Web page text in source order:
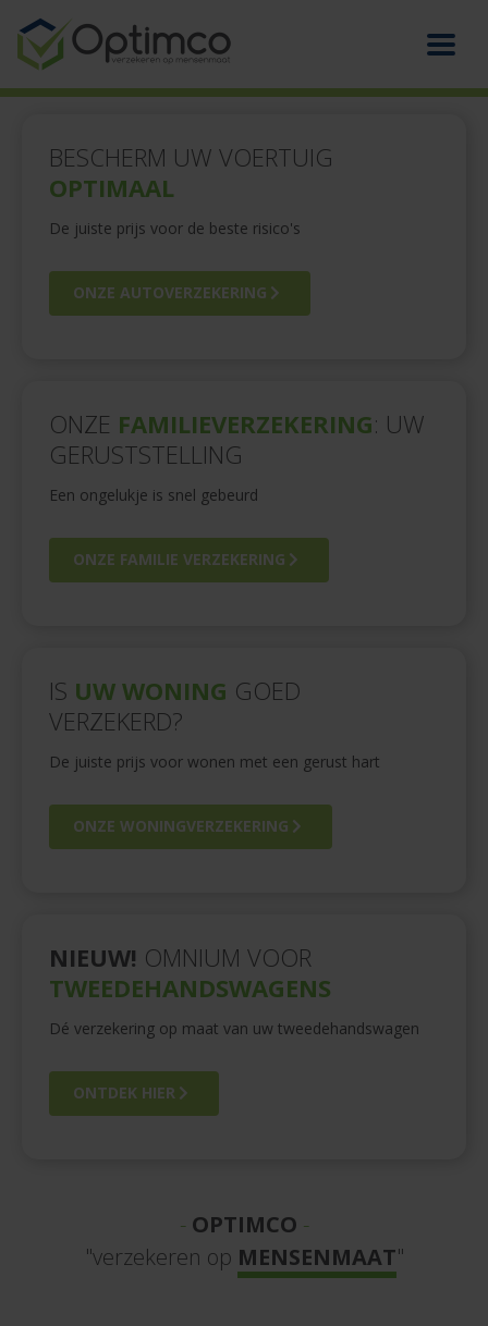
BESCHERM UW VOERTUIG
OPTIMAAL
De juiste prijs voor de beste risico's
ONZE AUTOVERZEKERING
ONZE FAMILIEVERZEKERING: UW
GERUSTSTELLING
Een ongelukje is snel gebeurd
ONZE FAMILIE VERZEKERING
IS UW WONING GOED
VERZEKERD?
De juiste prijs voor wonen met een gerust hart
ONZE WONINGVERZEKERING
NIEUW! OMNIUM VOOR
TWEEDEHANDSWAGENS
Dé verzekering op maat van uw tweedehandswagen
ONTDEK HIER
- OPTIMCO -
"verzekeren op MENSENMAAT"